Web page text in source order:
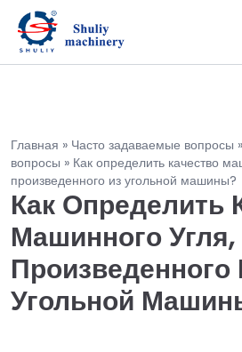
Главная » Часто задаваемые вопросы »
вопросы » Как определить качество
произведенного из угольной машины?
Как Определить
Машинного Угля,
Произведенного
Угольной